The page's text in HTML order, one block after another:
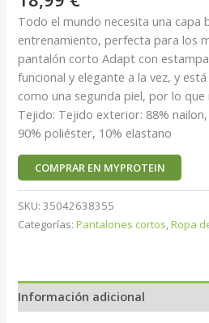
Todo el mundo necesita una capa
entrenamiento, perfecta para los
pantalón corto Adapt con
funcional y elegante a la vez, y
como una segunda piel, por lo
Tejido: Tejido exterior: 88% nailon,
90% poliéster, 10% elastano
COMPRAR EN MYPROTEIN
SKU:35042638355
Categorías:Pantalones cortos,Ropa
Información adicional